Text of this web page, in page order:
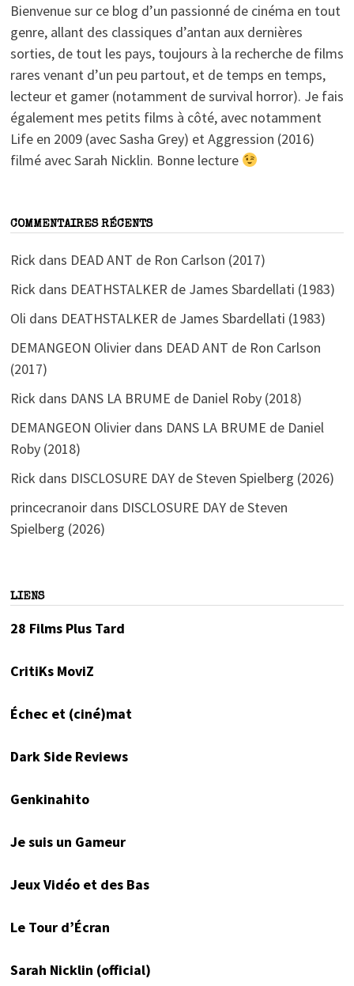
Bienvenue sur ce blog d’un passionné de cinéma en tout
genre, allant des classiques d’antan aux dernières
sorties, de tout les pays, toujours à la recherche de films
rares venant d’un peu partout, et de temps en temps,
lecteur et gamer (notamment de survival horror). Je fais
également mes petits films à côté, avec notamment
Life en 2009 (avec Sasha Grey) et Aggression (2016)
filmé avec Sarah Nicklin. Bonne lecture
COMMENTAIRES RÉCENTS
Rick dans DEAD ANT de Ron Carlson (2017)
Rick dans DEATHSTALKER de James Sbardellati (1983)
Oli dans DEATHSTALKER de James Sbardellati (1983)
DEMANGEON Olivierdans DEAD ANT de Ron Carlson
(2017)
Rick dans DANS LA BRUME de Daniel Roby (2018)
DEMANGEON Olivierdans DANS LA BRUME de Daniel
Roby (2018)
Rick dans DISCLOSURE DAY de Steven Spielberg (2026)
princecranoirdans DISCLOSURE DAY de Steven
Spielberg (2026)
LIENS
28 Films Plus Tard
CritiKs MoviZ
Échec et (ciné)mat
Dark Side Reviews
Genkinahito
Je suis un Gameur
Jeux Vidéo et des Bas
Le Tour d’Écran
Sarah Nicklin (official)